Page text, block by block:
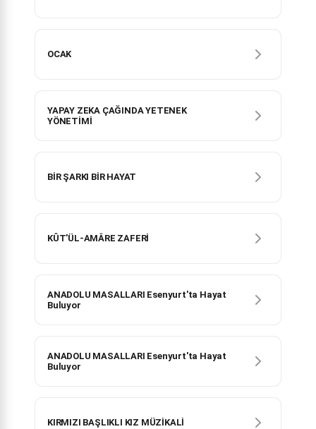
OCAK
YAPAY ZEKA ÇAĞINDA YETENEK
YÖNETİMİ
BİR ŞARKI BİR HAYAT
KÛT'ÜL-AMÂRE ZAFERİ
ANADOLU MASALLARI Esenyurt'ta Hayat
Buluyor
ANADOLU MASALLARI Esenyurt'ta Hayat
Buluyor
KIRMIZI BAŞLIKLI KIZ MÜZİKALİ